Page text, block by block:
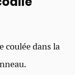
coulée dans la